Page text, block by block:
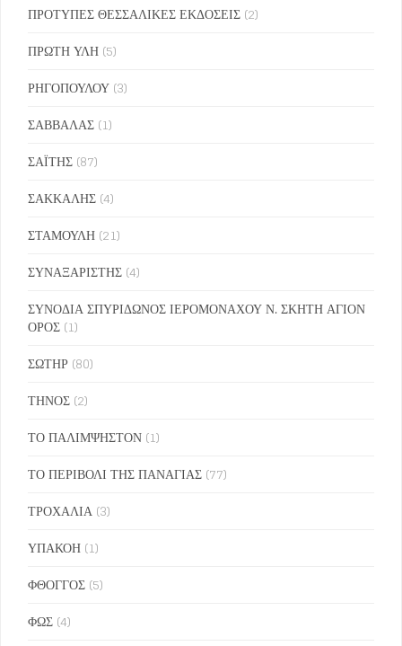
ΠΡΟΤΥΠΕΣ ΘΕΣΣΑΛΙΚΕΣ ΕΚΔΟΣΕΙΣ (2)
ΠΡΩΤΗ ΥΛΗ (5)
ΡΗΓΟΠΟΥΛΟΥ (3)
ΣΑΒΒΑΛΑΣ (1)
ΣΑΪΤΗΣ (87)
ΣΑΚΚΑΛΗΣ (4)
ΣΤΑΜΟΥΛΗ (21)
ΣΥΝΑΞΑΡΙΣΤΗΣ (4)
ΣΥΝΟΔΙΑ ΣΠΥΡΙΔΩΝΟΣ ΙΕΡΟΜΟΝΑΧΟΥ Ν. ΣΚΗΤΗ ΑΓΙΟΝ
ΟΡΟΣ (1)
ΣΩΤΗΡ (80)
ΤΗΝΟΣ (2)
ΤΟ ΠΑΛΙΜΨΗΣΤΟΝ (1)
ΤΟ ΠΕΡΙΒΟΛΙ ΤΗΣ ΠΑΝΑΓΙΑΣ (77)
ΤΡΟΧΑΛΙΑ (3)
ΥΠΑΚΟΗ (1)
ΦΘΟΓΓΟΣ (5)
ΦΩΣ (4)